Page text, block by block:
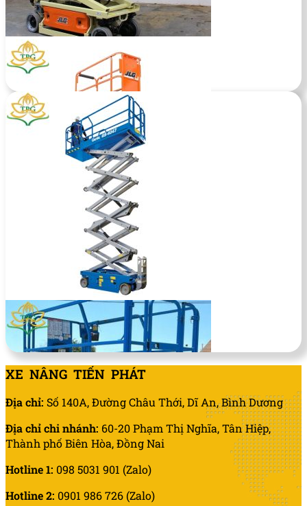
Xe nâng người 16m dạng cắt kéo Sinoboom GTJZ 1414
Tìm hiểu xe
Xe nâng người 6m
Tìm hiểu xe
XE NÂNG TIẾN PHÁT
Địa chỉ: Số 140A, Đường Châu Thới, Dĩ An, Bình Dương
Địa chỉ chi nhánh: 60-20 Phạm Thị Nghĩa, Tân Hiệp,
Thành phố Biên Hòa, Đồng Nai
Hotline 1: 098 5031 901 (Zalo)
Hotline 2: 0901 986 726 (Zalo)